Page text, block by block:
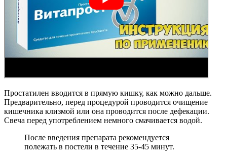
Простатилен вводится в прямую кишку, как можно дальше.
Предварительно, перед процедурой проводится очищение
кишечника клизмой или она проводится после дефекации.
Свеча перед употреблением немного смачивается водой.
После введения препарата рекомендуется
полежать в постели в течение 35-45 минут.